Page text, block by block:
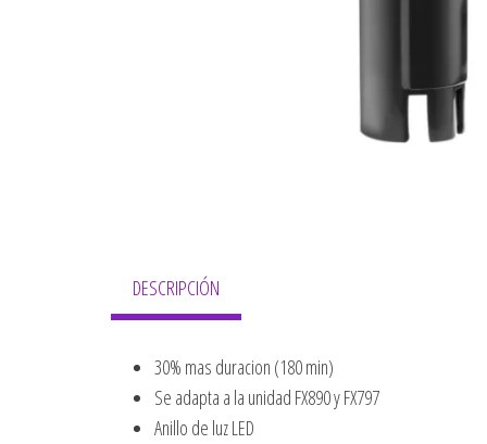
DESCRIPCIÓN
30% mas duracion (180 min)
Se adapta a la unidad FX890 y FX797
Anillo de luz LED